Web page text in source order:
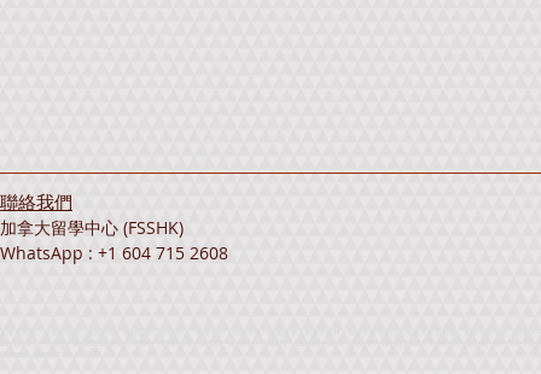
聯絡我們
加拿大留學中心 (FSSHK)
WhatsApp : +1 604 715 2608